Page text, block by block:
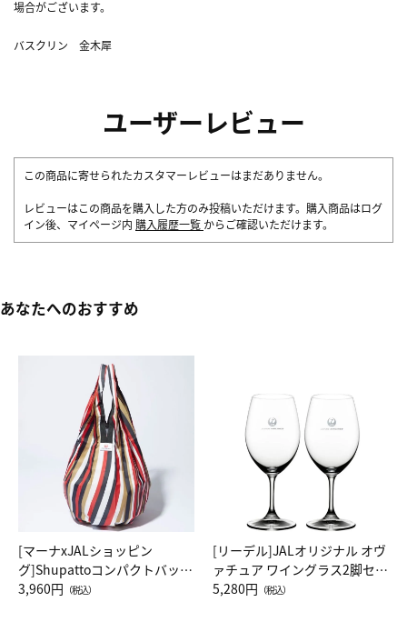
場合がございます。
バスクリン 金木犀
ユーザーレビュー
この商品に寄せられたカスタマーレビューはまだありません。
レビューはこの商品を購入した方のみ投稿いただけます。購入商品はログ
イン後、マイページ内 購入履歴一覧 からご確認いただけます。
あなたへのおすすめ
[マーナxJALショッピン
グ]Shupattoコンパクトバッグ
Drop JAL客室乗務員（LC）ス
3,960円 （税込）
[リーデル]JALオリジナル オヴ
ァチュア ワイングラス2脚セッ
ト（レッドワイン）
5,280円 （税込）